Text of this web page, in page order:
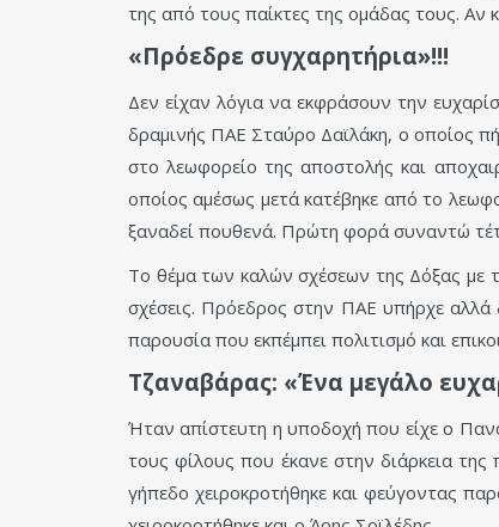
της από τους παίκτες της ομάδας τους. Αν
«Πρόεδρε συγχαρητήρια»!!!
Δεν είχαν λόγια να εκφράσουν την
δραμινής ΠΑΕ Σταύρο Δαϊλάκη, ο οποίος
στο λεωφορείο της αποστολής και
οποίος αμέσως μετά κατέβηκε από το
ξαναδεί πουθενά. Πρώτη φορά συναντώ
Το θέμα των καλών σχέσεων της Δόξας με
σχέσεις. Πρόεδρος στην ΠΑΕ υπήρχε αλλά
παρουσία που εκπέμπει πολιτισμό και
Τζαναβάρας: «Ένα μεγάλο
Ήταν απίστευτη η υποδοχή που είχε ο
τους φίλους που έκανε στην διάρκεια
γήπεδο χειροκροτήθηκε και φεύγοντας